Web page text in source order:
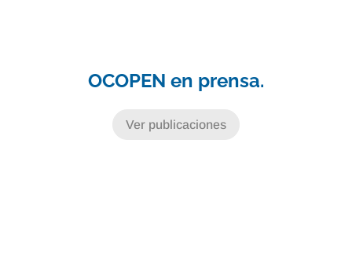
OCOPEN en prensa.
Ver publicaciones